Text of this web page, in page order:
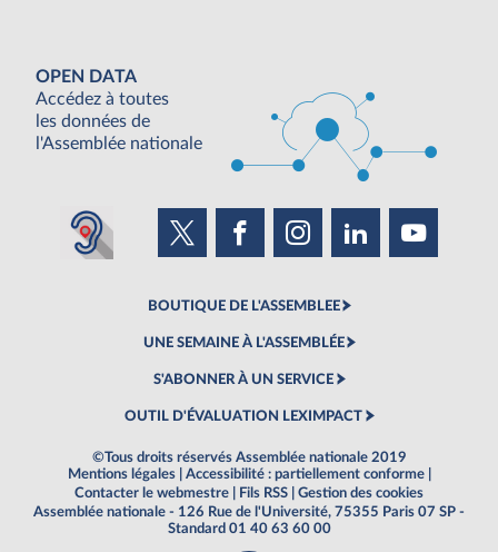
OPEN DATA
Accédez à toutes
les données de
l'Assemblée nationale
BOUTIQUE DE L'ASSEMBLEE
UNE SEMAINE À L'ASSEMBLÉE
S'ABONNER À UN SERVICE
OUTIL D'ÉVALUATION LEXIMPACT
©Tous droits réservés Assemblée nationale 2019
Mentions légales
Accessibilité : partiellement conforme
Contacter le webmestre
Fils RSS
Gestion des cookies
Assemblée nationale - 126 Rue de l'Université, 75355 Paris 07 SP -
Standard 01 40 63 60 00